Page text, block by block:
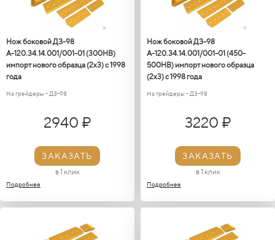
Нож боковой ДЗ-98
А-120.34.14.001/001-01 (300НВ)
импорт нового образца (2х3) с 1998
года
На грейдеры - ДЗ-98
2940 ₽
ЗАКАЗАТЬ
в 1 клик
Подробнее
Нож боковой ДЗ-98
А-120.34.14.001/001-01 (450-
500HB) импорт нового образца
(2х3) с 1998 года
На грейдеры - ДЗ-98
3220 ₽
ЗАКАЗАТЬ
в 1 клик
Подробнее